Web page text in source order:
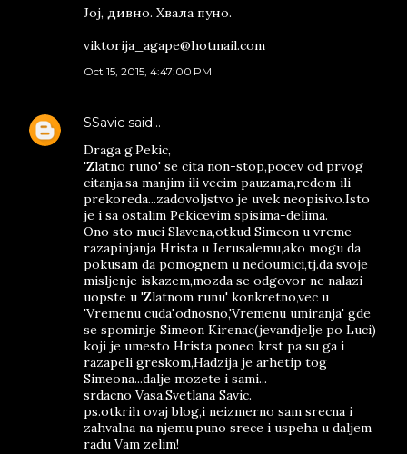
Јој, дивно. Хвала пуно.
viktorija_agape@hotmail.com
Oct 15, 2015, 4:47:00 PM
SSavic said…
Draga g.Pekic,
'Zlatno runo' se cita non-stop,pocev od prvog
citanja,sa manjim ili vecim pauzama,redom ili
prekoreda...zadovoljstvo je uvek neopisivo.Isto
je i sa ostalim Pekicevim spisima-delima.
Ono sto muci Slavena,otkud Simeon u vreme
razapinjanja Hrista u Jerusalemu,ako mogu da
pokusam da pomognem u nedoumici,tj.da svoje
misljenje iskazem,mozda se odgovor ne nalazi
uopste u 'Zlatnom runu' konkretno,vec u
'Vremenu cuda',odnosno,'Vremenu umiranja' gde
se spominje Simeon Kirenac(jevandjelje po Luci)
koji je umesto Hrista poneo krst pa su ga i
razapeli greskom,Hadzija je arhetip tog
Simeona...dalje mozete i sami...
srdacno Vasa,Svetlana Savic.
ps.otkrih ovaj blog,i neizmerno sam srecna i
zahvalna na njemu,puno srece i uspeha u daljem
radu Vam zelim!